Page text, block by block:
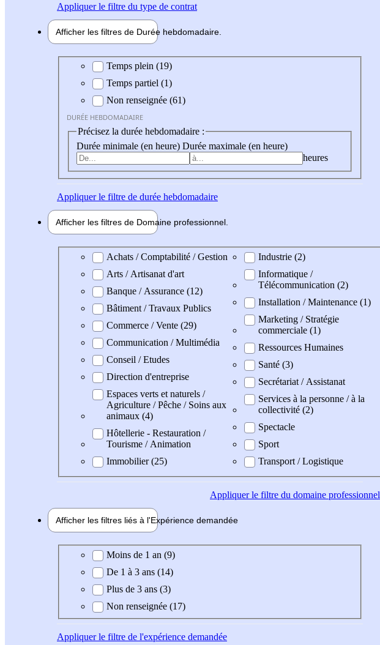
Appliquerle filtre du type de contrat
Afficher les filtres de Durée hebdomadaire
Durée hebdomadaire
Temps plein (19)
Temps partiel (1)
Non renseignée (61)
DURÉE HEBDOMADAIRE
Précisez la durée hebdomadaire :
Durée minimale (en heure) Durée maximale (en heure)
heures
Appliquerle filtre de durée hebdomadaire
Afficher les filtres de Domaine professionnel
Domaine professionel
Achats / Comptabilité / Gestion
Arts / Artisanat d'art
Banque / Assurance (12)
Bâtiment / Travaux Publics
Commerce / Vente (29)
Communication / Multimédia
Conseil / Etudes
Direction d'entreprise
Espaces verts et naturels /
Agriculture / Pêche / Soins aux
animaux (4)
Hôtellerie - Restauration /
Tourisme / Animation
Immobilier (25)
Industrie (2)
Informatique /
Télécommunication (2)
Installation / Maintenance (1)
Marketing / Stratégie
commerciale (1)
Ressources Humaines
Santé (3)
Secrétariat / Assistanat
Services à la personne / à la
collectivité (2)
Spectacle
Sport
Transport / Logistique
Appliquerle filtre du domaine professionnel
Afficher les filtres liés à l'Expérience demandée
Expérience demandée
Moins de 1 an (9)
De 1 à 3 ans (14)
Plus de 3 ans (3)
Non renseignée (17)
Appliquerle filtre de l'expérience demandée